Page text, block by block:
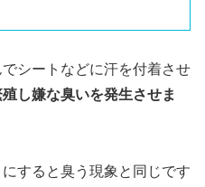
シートなどに汗を付着させ
し嫌な臭いを発生させま
すると臭う現象と同じです